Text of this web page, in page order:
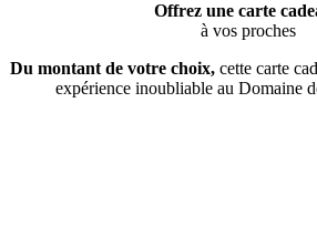
Offrez une carte
à vos proches
Du montant de votre choix, cette carte
expérience inoubliable au Domaine